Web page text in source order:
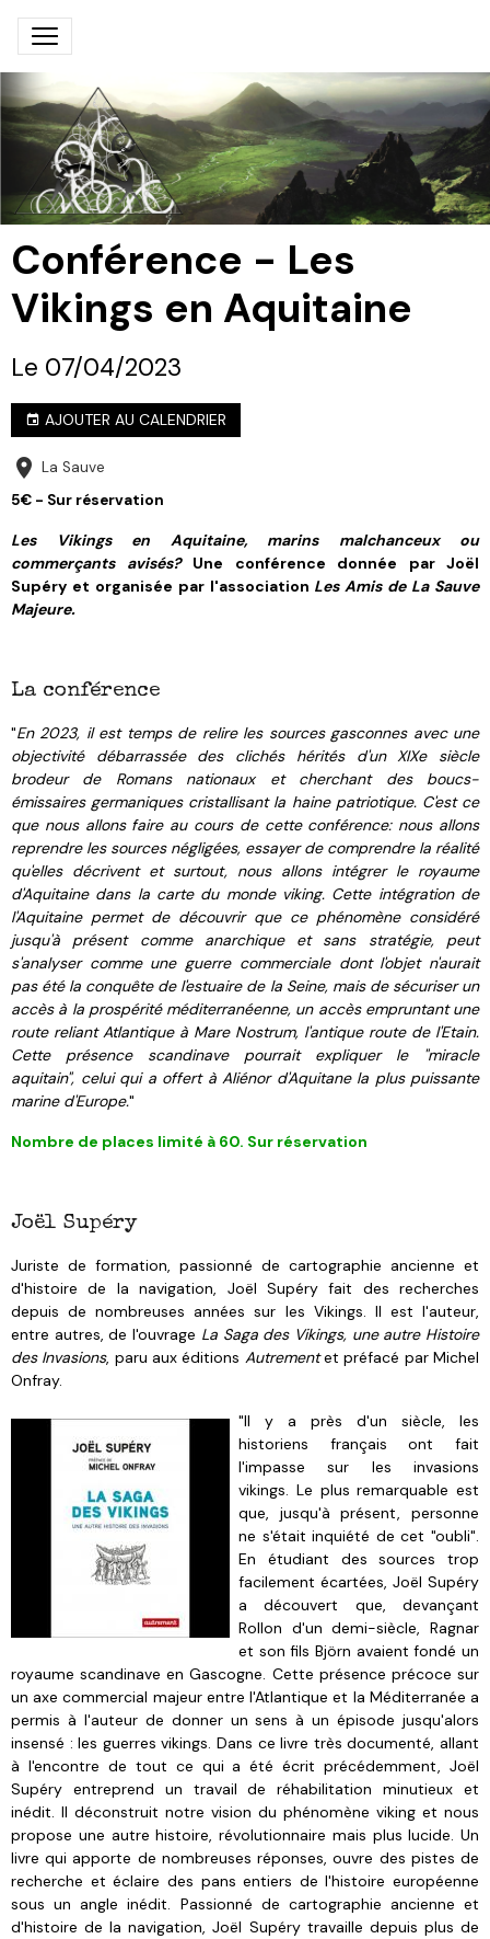
Conférence - Les
Vikings en Aquitaine
Le 07/04/2023
AJOUTER AU CALENDRIER
La Sauve
5€ - Sur réservation
Les Vikings en Aquitaine, marins malchanceux ou
commerçants avisés?Une conférence donnée par Joël
Supéry et organisée par l'association Les Amis de La Sauve
Majeure.
La conférence
"En 2023, il est temps de relire les sources gasconnes avec une
objectivité débarrassée des clichés hérités d'un XIXe siècle
brodeur de Romans nationaux et cherchant des boucs-
émissaires germaniques cristallisant la haine patriotique. C'est ce
que nous allons faire au cours de cette conférence: nous allons
reprendre les sources négligées, essayer de comprendre la réalité
qu'elles décrivent et surtout, nous allons intégrer le royaume
d'Aquitaine dans la carte du monde viking. Cette intégration de
l'Aquitaine permet de découvrir que ce phénomène considéré
jusqu'à présent comme anarchique et sans stratégie, peut
s'analyser comme une guerre commerciale dont l'objet n'aurait
pas été la conquête de l'estuaire de la Seine, mais de sécuriser un
accès à la prospérité méditerranéenne, un accès empruntant une
route reliant Atlantique à Mare Nostrum, l'antique route de l'Etain.
Cette présence scandinave pourrait expliquer le "miracle
aquitain", celui qui a offert à Aliénor d'Aquitane la plus puissante
marine d'Europe."
Nombre de places limité à 60. Sur réservation
Joël Supéry
Juriste de formation, passionné de cartographie ancienne et
d'histoire de la navigation, Joël Supéry fait des recherches
depuis de nombreuses années sur les Vikings. Il est l'auteur,
entre autres, de l'ouvrage La Saga des Vikings, une autre Histoire
des Invasions, paru aux éditions Autrementet préfacé par Michel
Onfray.
"Il y a près d'un siècle, les
historiens français ont fait
l'impasse sur les invasions
vikings. Le plus remarquable est
que, jusqu'à présent, personne
ne s'était inquiété de cet "oubli".
En étudiant des sources trop
facilement écartées, Joël Supéry
a découvert que, devançant
Rollon d'un demi-siècle, Ragnar
et son fils Björn avaient fondé un
royaume scandinave en Gascogne. Cette présence précoce sur
un axe commercial majeur entre l'Atlantique et la Méditerranée a
permis à l'auteur de donner un sens à un épisode jusqu'alors
insensé : les guerres vikings. Dans ce livre très documenté, allant
à l'encontre de tout ce qui a été écrit précédemment, Joël
Supéry entreprend un travail de réhabilitation minutieux et
inédit. Il déconstruit notre vision du phénomène viking et nous
propose une autre histoire, révolutionnaire mais plus lucide. Un
livre qui apporte de nombreuses réponses, ouvre des pistes de
recherche et éclaire des pans entiers de l'histoire européenne
sous un angle inédit. Passionné de cartographie ancienne et
d'histoire de la navigation, Joël Supéry travaille depuis plus de